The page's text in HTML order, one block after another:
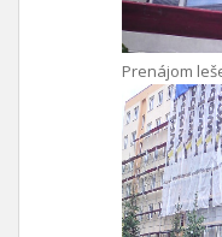
Prenájom